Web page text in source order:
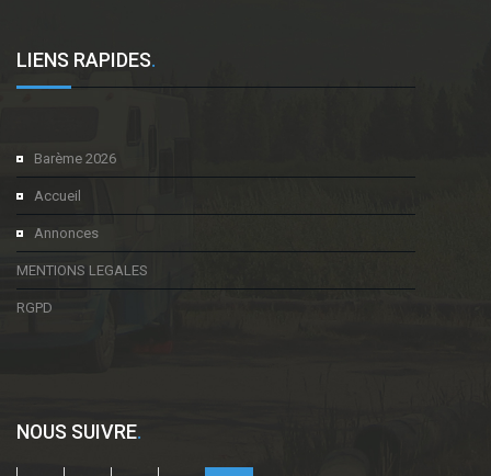
LIENS RAPIDES.
Barème 2026
Accueil
Annonces
MENTIONS LEGALES
RGPD
NOUS SUIVRE.